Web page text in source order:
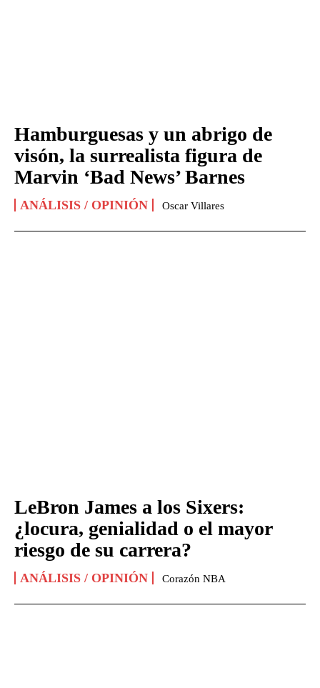
Hamburguesas y un abrigo de
visón, la surrealista figura de
Marvin ‘Bad News’ Barnes
ANÁLISIS / OPINIÓN Oscar Villares
LeBron James a los Sixers:
¿locura, genialidad o el mayor
riesgo de su carrera?
ANÁLISIS / OPINIÓN Corazón NBA